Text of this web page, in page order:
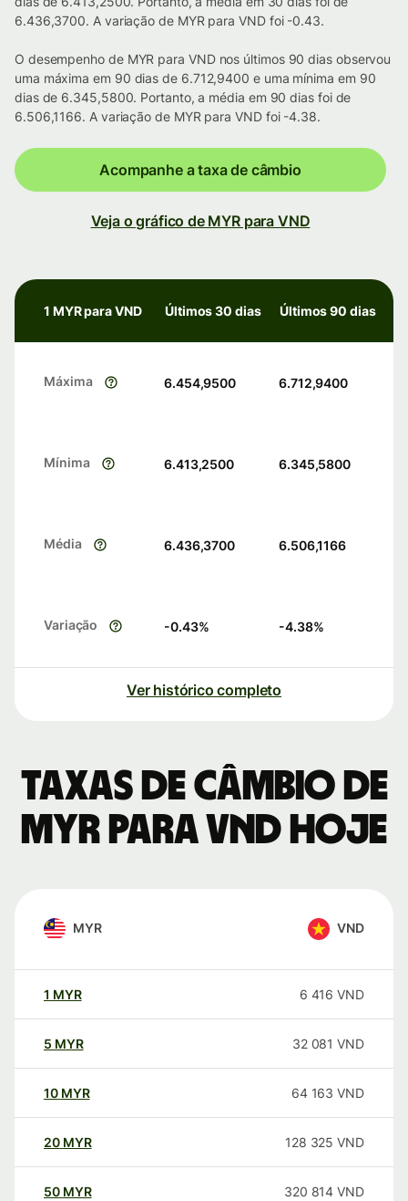
6.436,3700. A variação de MYR para VND foi -0.43.
O desempenho de MYR para VND nos últimos 90 dias observou
uma máxima em 90 dias de 6.712,9400 e uma mínima em 90
dias de 6.345,5800. Portanto, a média em 90 dias foi de
6.506,1166. A variação de MYR para VND foi -4.38.
Acompanhe a taxa de câmbio
Veja o gráfico de MYR para VND
1 MYR para VND Últimos 30 dias Últimos 90 dias
Máxima 6.454,9500 6.712,9400
Mínima 6.413,2500 6.345,5800
Média 6.436,3700 6.506,1166
Variação -0.43% -4.38%
Ver histórico completo
Taxas de câmbio de
MYR para VND hoje
MYR VND
1 MYR 6 416 VND
5 MYR 32 081 VND
10 MYR 64 163 VND
20 MYR 128 325 VND
50 MYR 320 814 VND